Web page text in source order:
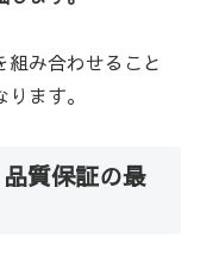
組み合わせること
ます。
質保証の最